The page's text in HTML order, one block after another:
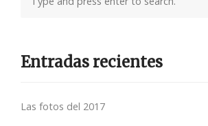
Entradas recientes
Las fotos del 2017